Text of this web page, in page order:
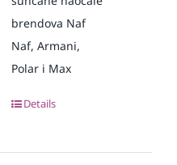
brendova Naf
Naf, Armani,
Polar i Max
Details